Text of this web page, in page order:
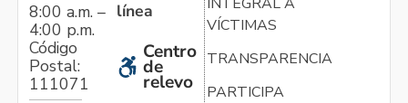
8:00 a.m. –
4:00 p.m.
Código
Postal:
111071
línea
Centro
de
relevo
VÍCTIMAS
TRANSPARENCIA
PARTICIPA